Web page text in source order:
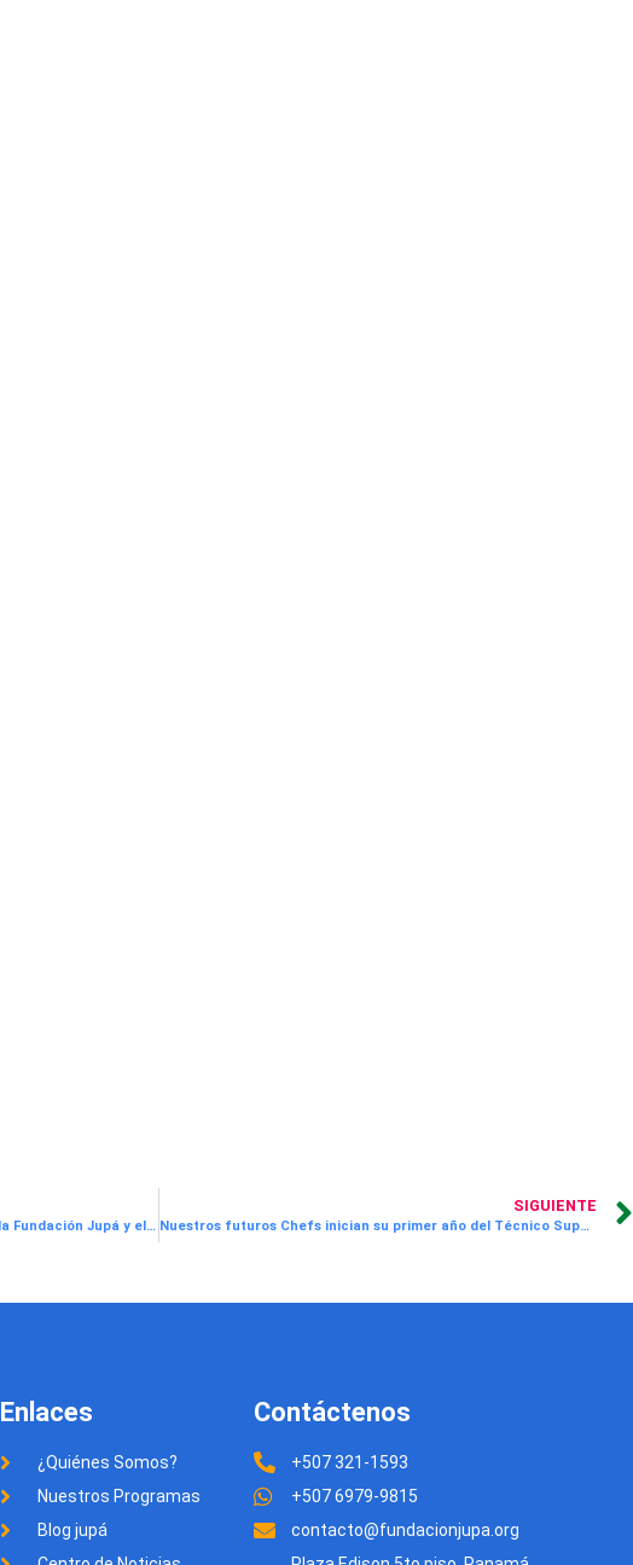
Se firma convenio de cooperación entre la Fundación Jupá y el Instituto Técnico Superior Especializado
SIGUIENTE
Nuestros futuros Chefs inician su primer año del Técnico Superior en Artes Culinarias
Enlaces
¿Quiénes Somos?
Nuestros Programas
Blog jupá
Contáctenos
+507 321-1593
+507 6979-9815
contacto@fundacionjupa.org